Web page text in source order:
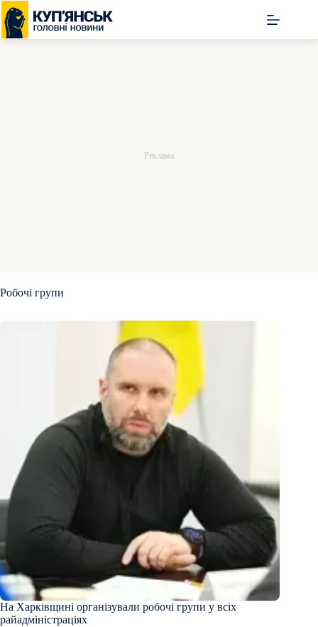
Перейти
до
вмісту
Робочі групи
На Харківщині організували робочі групи у всіх
райадміністраціях